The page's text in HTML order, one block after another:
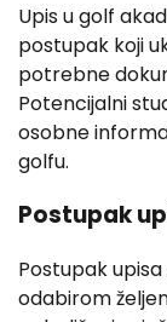
Upis u golf
postupak koji
potrebne
Potencijalni
osobne
golfu.
Postupak
Postupak
odabirom